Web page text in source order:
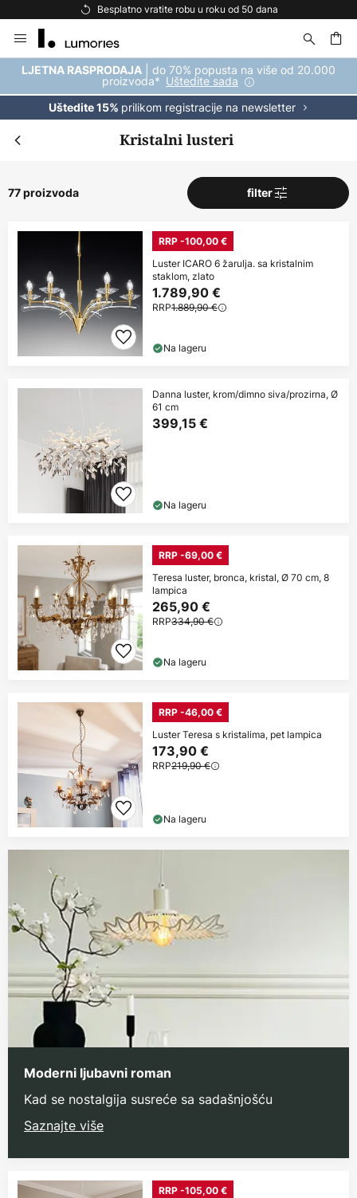
Besplatna dostava za kupnju iznad 69 €
to
Content
LJETNA RASPRODAJA | do 70% popusta na više od 20.000
proizvoda* Uštedite sada
Uštedite 15% prilikom registracije na newsletter
Kristalni lusteri
77 proizvoda filter
RRP -100,00 €
Luster ICARO 6 žarulja. sa kristalnim
staklom, zlato
1.789,90 €
RRP1.889,90 €
Na lageru
Danna luster, krom/dimno siva/prozirna, Ø
61 cm
399,15 €
Na lageru
RRP -69,00 €
Teresa luster, bronca, kristal, Ø 70 cm, 8
lampica
265,90 €
RRP334,90 €
Na lageru
RRP -46,00 €
Luster Teresa s kristalima, pet lampica
173,90 €
RRP219,90 €
Na lageru
Moderni ljubavni roman
Kad se nostalgija susreće sa sadašnjošću
Saznajte više
RRP -105,00 €